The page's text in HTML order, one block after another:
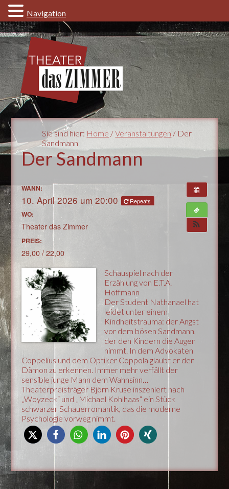
Sie sind hier: Home /Veranstaltungen / Der
Sandmann
Der Sandmann
WANN:
10. April 2026 um 20:00 Repeats
WO:
Theater das Zimmer
PREIS:
29,00 / 22,00
Schauspiel nach der
Erzählung von E.T.A.
Hoffmann
Der Student Nathanael hat
leidet unter einem
Kindheitstrauma: der Angst
vor dem bösen Sandmann,
der den Kindern die Augen
nimmt. In dem Advokaten
Coppelius und dem Optiker Coppola glaubt er den
Dämon zu erkennen. Immer mehr verfällt der
sensible junge Mann dem Wahnsinn…
Theaterpreisträger Björn Kruse inszeniert nach
„Woyzeck“ und „Michael Kohlhaas“ ein Stück
schwarzer Schauerromantik, das die moderne
Psychologie vorweg nimmt.
Navigation